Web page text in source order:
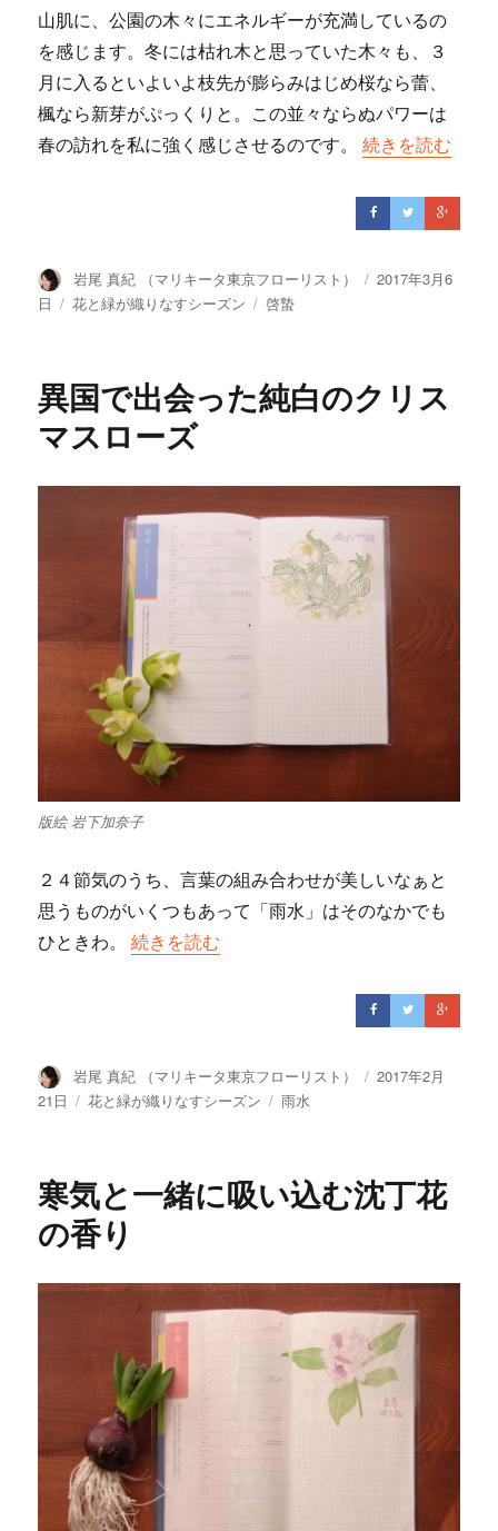
山肌に、公園の木々にエネルギーが充満しているの
を感じます。冬には枯れ木と思っていた木々も、３
月に入るといよいよ枝先が膨らみはじめ桜なら蕾、
楓なら新芽がぷっくりと。この並々ならぬパワーは
春の訪れを私に強く感じさせるのです。“青空の下で眺
続きを読む
投
稿
岩尾 真紀 （マリキータ東京フローリスト）
投
2017年3月6
日
カ
ー
花と緑が織りなすシーズン
タ
啓蟄
異国で出会った純白のクリス
マスローズ
版絵 岩下加奈子
２４節気のうち、言葉の組み合わせが美しいなぁと
思うものがいくつもあって「雨水」はそのなかでも
ひときわ。“異国で出会った純白のクリスマスローズ”の
続きを読む
投
稿
岩尾 真紀 （マリキータ東京フローリスト）
投
2017年2月
21日
カ
ー
花と緑が織りなすシーズン
タ
雨水
寒気と一緒に吸い込む沈丁花
の香り